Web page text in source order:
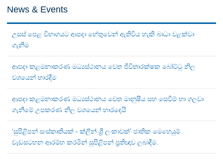
News & Events
උසස් පෙළ විභාගයට ආපදා හේතුවෙන් ඇතිවිය හැකි බාධා වළක්වා
ගැනීම
ආපදා කළමනාකරණ මධ්‍යස්ථානය වෙත ජීවිතාරක්ෂක බෝට්ටු නිල
වශයෙන් භාරදීම
ආපදා කළමනාකරණ මධ්‍යස්ථානය වෙත මානුෂීය සහ සෙවීම් හා ගලවා
ගැනීමේ උපකරණ නිල වශයෙන් භාරදෙයි
‘සුපිළිපන් සංස්කෘතියක් - ක්ලීන් ශ්‍රී ලංකාවක්’ ජාතික මෙහෙයුම්
වැඩසටහන ආරම්භ කරමින් සුපිළිපන් ප්‍රතිඥාව ලබාදීම.